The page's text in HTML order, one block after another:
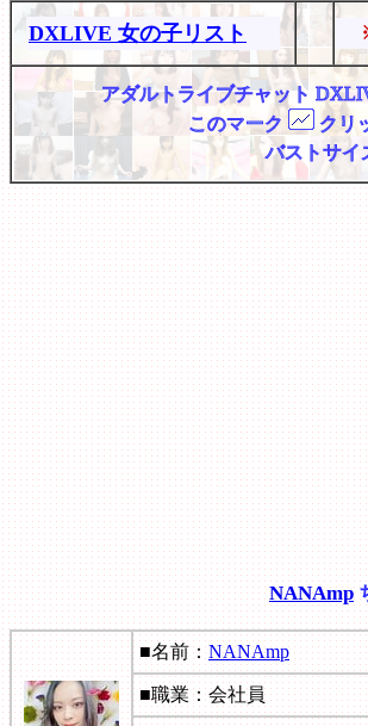
DXLIVE 女の子リスト
アダルトライブチャット
このマーク
クリ
バストサイ
NANAmp
■名前：NANAmp
■職業：会社員